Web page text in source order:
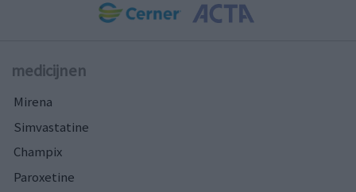
medicijnen
Mirena
Simvastatine
Champix
Paroxetine